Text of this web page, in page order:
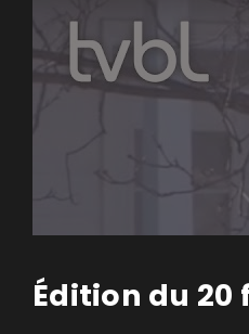
Édition du 20